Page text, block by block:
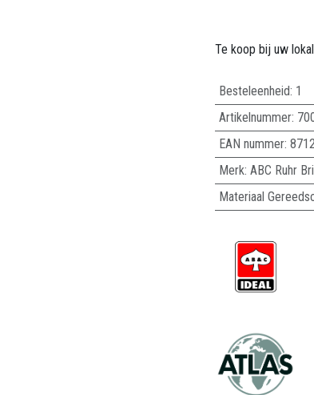
Te koop bij uw
Besteleenheid: 1
Artikelnummer:
EAN nummer:
Merk: ABC Ruhr
Materiaal